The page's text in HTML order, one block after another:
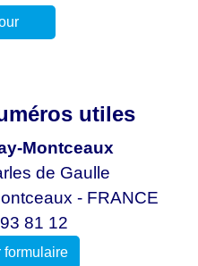
utiles
Montceaux
de Gaulle
- FRANCE
81 12
formulaire